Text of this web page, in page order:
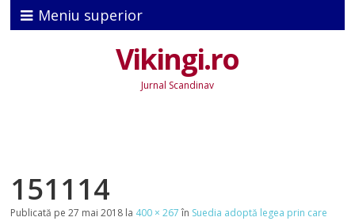
Meniu superior
Vikingi.ro
Jurnal Scandinav
151114
Publicată pe27 mai 2018 la 400 × 267în Suedia adoptă legea prin care